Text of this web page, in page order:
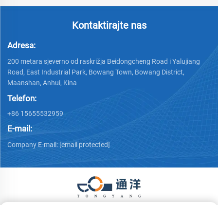
Kontaktirajte nas
Adresa:
200 metara sjeverno od raskrižja Beidongcheng Road i Yalujiang
Road, East Industrial Park, Bowang Town, Bowang District,
Maanshan, Anhui, Kina
Telefon:
+86 15655532959
E-mail:
Company E-mail: [email protected]